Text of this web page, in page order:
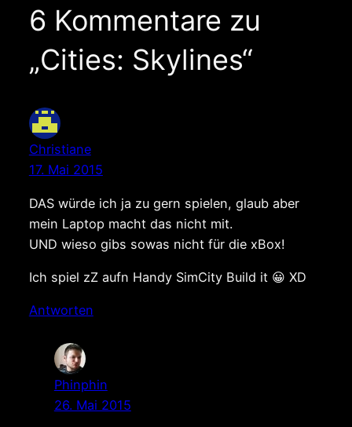
6 Kommentare zu
„Cities: Skylines“
Christiane
17. Mai 2015
DAS würde ich ja zu gern spielen, glaub aber
mein Laptop macht das nicht mit.
UND wieso gibs sowas nicht für die xBox!
Ich spiel zZ aufn Handy SimCity Build it 😀 XD
Antworten
Phinphin
26. Mai 2015